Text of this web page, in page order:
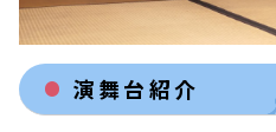
演舞台紹介